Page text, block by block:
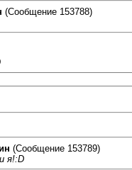
(Сообщение 153788)
(Сообщение 153789)
я!:D